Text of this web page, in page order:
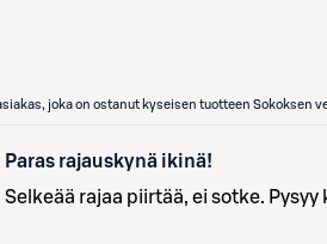
joka on ostanut kyseisen tuotteen Sokoksen
Paras rajauskynä ikinä!
Selkeää rajaa piirtää, ei sotke. Pysyy